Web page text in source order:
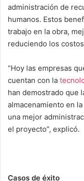
administración de
humanos. Estos
trabajo en la obra,
reduciendo los
“Hoy las empresas
cuentan con la
han demostrado que
almacenamiento en
una mejor
el proyecto”, explicó.
Casos de éxito